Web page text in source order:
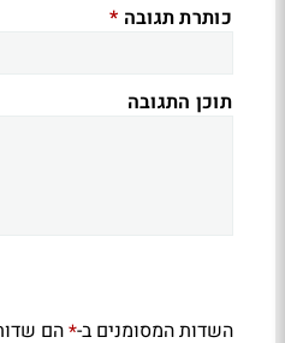
כותרת תגובה *
תוכן התגובה
השדות המסומנים ב-*הם